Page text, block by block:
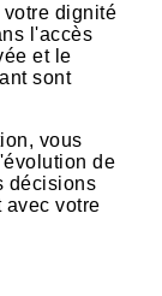
votre dignité
l'accès
et le
sont
vous
de
décisions
avec votre